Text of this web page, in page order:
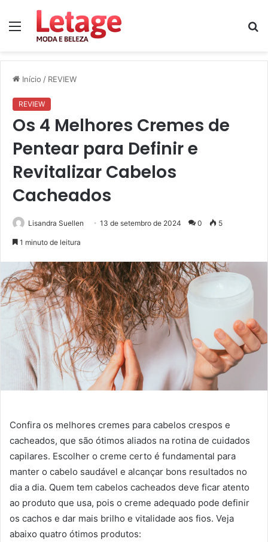
Menu
Início / REVIEW
REVIEW
Os 4 Melhores Cremes de
Pentear para Definir e
Revitalizar Cabelos
Cacheados
Lisandra Suellen 13 de setembro de 2024 0 5
1 minuto de leitura
Confira os melhores cremes para cabelos crespos e
cacheados, que são ótimos aliados na rotina de cuidados
capilares. Escolher o creme certo é fundamental para
manter o cabelo saudável e alcançar bons resultados no
dia a dia. Quem tem cabelos cacheados deve ficar atento
ao produto que usa, pois o creme adequado pode definir
os cachos e dar mais brilho e vitalidade aos fios. Veja
abaixo quatro ótimos produtos: